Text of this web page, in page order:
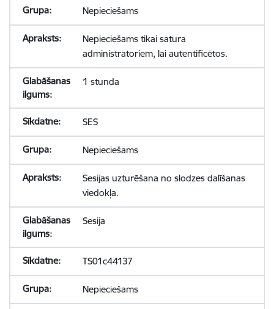
Nepieciešams
Nepieciešams tikai satura
administratoriem, lai autentificētos.
1 stunda
SES
Nepieciešams
Sesijas uzturēšana no slodzes dalīšanas
viedokļa.
Sesija
TS01c44137
Nepieciešams